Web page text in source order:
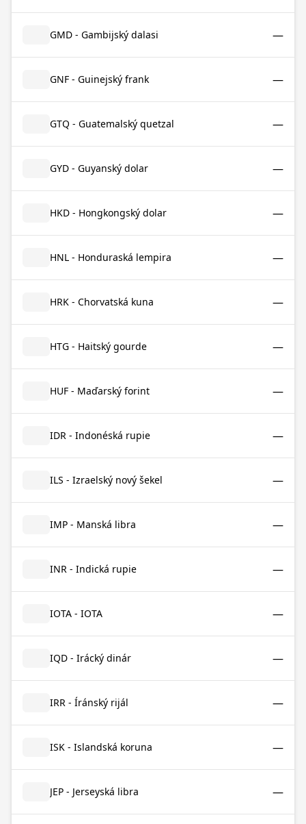
GMD - Gambijský dalasi —
GNF - Guinejský frank —
GTQ - Guatemalský quetzal —
GYD - Guyanský dolar —
HKD - Hongkongský dolar —
HNL - Honduraská lempira —
HRK - Chorvatská kuna —
HTG - Haitský gourde —
HUF - Maďarský forint —
IDR - Indonéská rupie —
ILS - Izraelský nový šekel —
IMP - Manská libra —
INR - Indická rupie —
IOTA - IOTA —
IQD - Irácký dinár —
IRR - Íránský rijál —
ISK - Islandská koruna —
JEP - Jerseyská libra —